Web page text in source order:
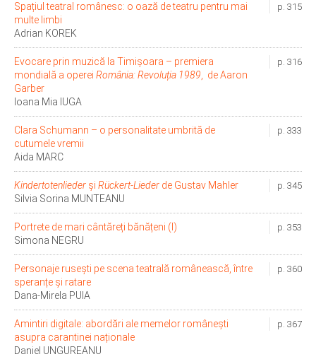
p. 315
Spațiul teatral românesc: o oază de teatru pentru mai
multe limbi
Adrian KOREK
p. 316
Evocare prin muzică la Timișoara – premiera
mondială a operei România: Revoluția 1989 , de Aaron
Garber
Ioana Mia IUGA
p. 333
Clara Schumann – o personalitate umbrită de
cutumele vremii
Aida MARC
p. 345
Kindertotenlieder și Rückert-Lieder de Gustav Mahler
Silvia Sorina MUNTEANU
p. 353
Portrete de mari cântăreți bănățeni (I)
Simona NEGRU
p. 360
Personaje rusești pe scena teatrală românească, între
speranțe și ratare
Dana-Mirela PUIA
p. 367
Amintiri digitale: abordări ale memelor românești
asupra carantinei naționale
Daniel UNGUREANU